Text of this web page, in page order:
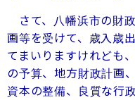
さて、八幡浜市の財
画等を受けて、歳入歳
てまいりますけれども
の予算、地方財政計画
資本の整備、良質な行